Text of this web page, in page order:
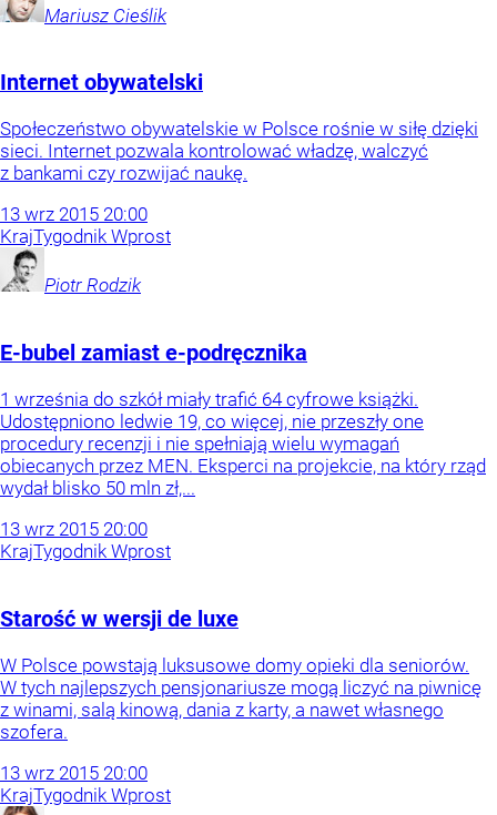
Mariusz Cieślik
Internet obywatelski
Społeczeństwo obywatelskie w Polsce rośnie w siłę dzięki
sieci. Internet pozwala kontrolować władzę, walczyć
z bankami czy rozwijać naukę.
13 wrz 2015 20:00
KrajTygodnik Wprost
Piotr Rodzik
E-bubel zamiast e-podręcznika
1 września do szkół miały trafić 64 cyfrowe książki.
Udostępniono ledwie 19, co więcej, nie przeszły one
procedury recenzji i nie spełniają wielu wymagań
obiecanych przez MEN. Eksperci na projekcie, na który rząd
wydał blisko 50 mln zł,...
13 wrz 2015 20:00
KrajTygodnik Wprost
Starość w wersji de luxe
W Polsce powstają luksusowe domy opieki dla seniorów.
W tych najlepszych pensjonariusze mogą liczyć na piwnicę
z winami, salą kinową, dania z karty, a nawet własnego
szofera.
13 wrz 2015 20:00
KrajTygodnik Wprost